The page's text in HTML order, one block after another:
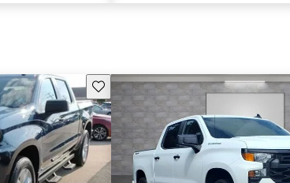
Guarda este Aviso